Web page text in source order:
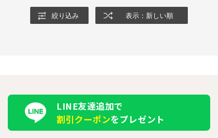
絞り込み 表示：新しい順
LINE友達追加で
割引クーポンをプレゼント